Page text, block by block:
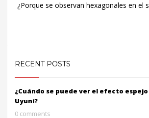
¿Porque se observan hexagonales en el
RECENT POSTS
¿Cuándo se puede ver el efecto espejo
Uyuni?
0 comments